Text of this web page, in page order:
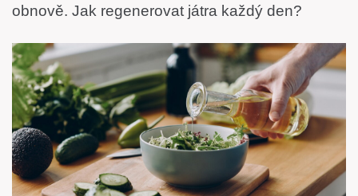
obnově. Jak regenerovat játra každý den?